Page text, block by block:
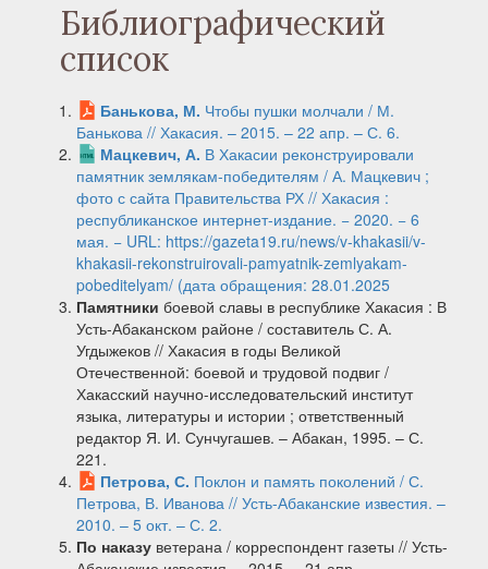
Библиографический
список
Банькова, М. Чтобы пушки молчали / М.
Банькова // Хакасия. – 2015. – 22 апр. – С. 6.
Мацкевич, А. В Хакасии реконструировали
памятник землякам-победителям / А. Мацкевич ;
фото с сайта Правительства РХ // Хакасия :
республиканское интернет-издание. − 2020. − 6
мая. − URL: https://gazeta19.ru/news/v-khakasii/v-
khakasii-rekonstruirovali-pamyatnik-zemlyakam-
pobeditelyam/ (дата обращения: 28.01.2025
Памятники боевой славы в республике Хакасия : В
Усть-Абаканском районе / составитель С. А.
Угдыжеков // Хакасия в годы Великой
Отечественной: боевой и трудовой подвиг /
Хакасский научно-исследовательский институт
языка, литературы и истории ; ответственный
редактор Я. И. Сунчугашев. – Абакан, 1995. – С.
221.
Петрова, С. Поклон и память поколений / С.
Петрова, В. Иванова // Усть-Абаканские известия. –
2010. – 5 окт. – С. 2.
По наказу ветерана / корреспондент газеты // Усть-